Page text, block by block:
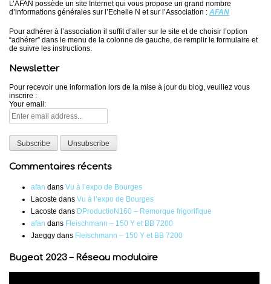
L’AFAN possède un site Internet qui vous propose un grand nombre
d’informations générales sur l’Echelle N et sur l’Association : AFAN
Pour adhérer à l’association il suffit d’aller sur le site et de choisir l’option
“adhérer” dans le menu de la colonne de gauche, de remplir le formulaire et
de suivre les instructions.
Newsletter
Pour recevoir une information lors de la mise à jour du blog, veuillez vous
inscrire :
Your email:
Commentaires récents
afan dans Vu à l’expo de Bourges
Lacoste dans Vu à l’expo de Bourges
Lacoste dans DProductioN160 – Remorque frigorifique
afan dans Fleischmann – 150 Y et BB 7200
Jaeggy dans Fleischmann – 150 Y et BB 7200
Bugeat 2023 – Réseau modulaire